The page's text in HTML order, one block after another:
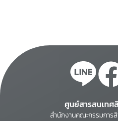
ศูนย์สารสนเท
สำนักงานคณะกรรมการ